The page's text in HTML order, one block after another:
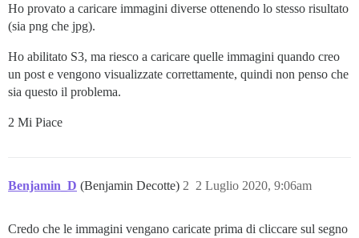
Ho provato a caricare immagini diverse ottenendo lo stesso risultato
(sia png che jpg).
Ho abilitato S3, ma riesco a caricare quelle immagini quando creo
un post e vengono visualizzate correttamente, quindi non penso che
sia questo il problema.
2 Mi Piace
Benjamin_D (Benjamin Decotte) 2 Luglio 2020, 9:06am
2
Credo che le immagini vengano caricate prima di cliccare sul segno